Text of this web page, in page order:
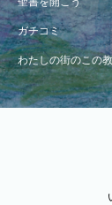
ガチコミ
わたしの街のこの